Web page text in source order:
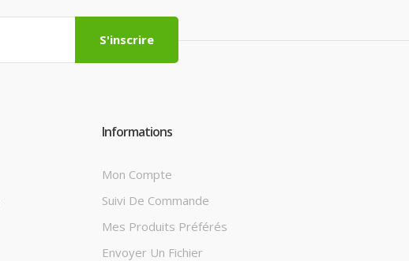
S'inscrire
Informations
Mon Compte
Suivi De Commande
Mes Produits Préférés
Envoyer Un Fichier